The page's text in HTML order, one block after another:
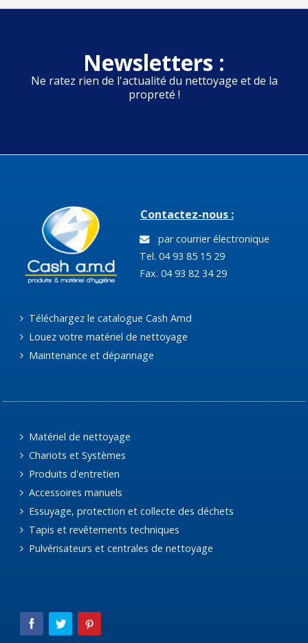
Newsletters :
Ne ratez rien de l'actualité du nettoyage et de la
propreté !
Contactez-nous :
par courrier électronique
Tel. 04 93 85 15 29
Fax. 04 93 82 34 29
Téléchargez le catalogue Cash Amd
Louez votre matériel de nettoyage
Maintenance et dépannage
Matériel de nettoyage
Chariots et Systèmes
Produits d'entretien
Accessoires manuels
Essuyage, protection et collecte des déchets
Tapis et revêtements techniques
Pulvérisateurs et centrales de nettoyage